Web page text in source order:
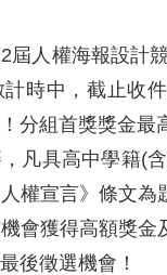
屆人權海報設計
時中，截止收
分組首獎獎金最
凡具高中學籍(
權宣言》條文為
會獲得高額獎金
後徵選機會！